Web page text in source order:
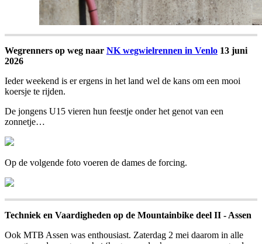
Wegrenners op weg naar NK wegwielrennen in Venlo 13 juni
2026
Ieder weekend is er ergens in het land wel de kans om een mooi
koersje te rijden.
De jongens U15 vieren hun feestje onder het genot van een
zonnetje…
Op de volgende foto voeren de dames de forcing.
Techniek en Vaardigheden op de Mountainbike deel II - Assen
Ook MTB Assen was enthousiast. Zaterdag 2 mei daarom in alle